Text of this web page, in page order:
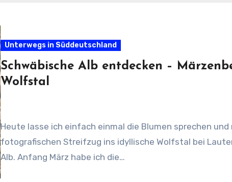
Unterwegs in Süddeutschland
Schwäbische Alb entdecken –
Wolfstal
Heute lasse ich einfach einmal die Blumen sprechen
fotografischen Streifzug ins idyllische Wolfstal bei
Alb. Anfang März habe ich die…